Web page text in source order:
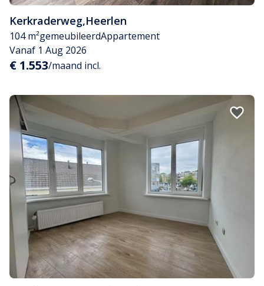
Kerkraderweg,Heerlen
104 m²gemeubileerdAppartement
Vanaf 1 Aug 2026
€ 1.553/maand incl.